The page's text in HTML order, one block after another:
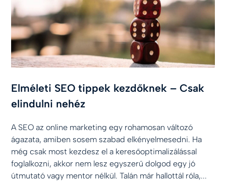
Elméleti SEO tippek kezdőknek – Csak
elindulni nehéz
A SEO az online marketing egy rohamosan változó
ágazata, amiben sosem szabad elkényelmesedni. Ha
még csak most kezdesz el a keresőoptimalizálással
foglalkozni, akkor nem lesz egyszerű dolgod egy jó
útmutató vagy mentor nélkül. Talán már hallottál róla,...